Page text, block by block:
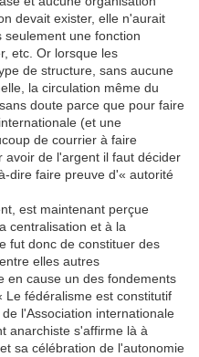
devait exister, elle n'aurait
seulement une fonction
etc. Or lorsque les
de structure, sans aucune
la circulation même du
doute parce que pour faire
(et une
de courrier à faire
de l'argent il faut décider
dire faire preuve d'« autorité
est maintenant perçue
centralisation et à la
fut donc de constituer des
elles autres
en cause un des fondements
fédéralisme est constitutif
l'Association internationale
anarchiste s'affirme là à
sa célébration de l'autonomie